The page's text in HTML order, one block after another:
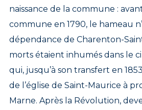
naissance de la commune :
commune en 1790, le hameau
dépendance de Charenton-
morts étaient inhumés dans le
qui, jusqu’à son transfert en
de l’église de Saint-Maurice à
Marne. Après la Révolution,